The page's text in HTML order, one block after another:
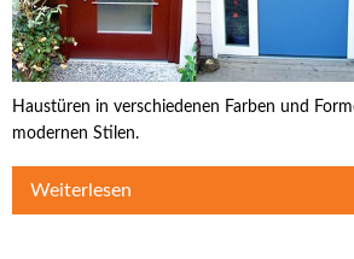
Haustüren in verschiedenen Farben und
modernen Stilen.
Weiterlesen